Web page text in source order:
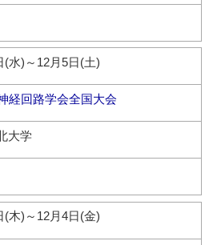
(水)～12月5日(土)
経回路学会全国大会
大学
(木)～12月4日(金)